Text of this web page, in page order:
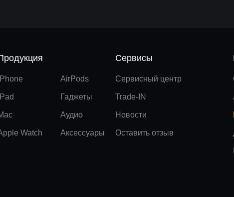
Watch
AirPods
Гаджеты
Аудио
Аксессуары
Сервисы
Сервисный центр
Trade-IN
Новости
Оставить отзыв